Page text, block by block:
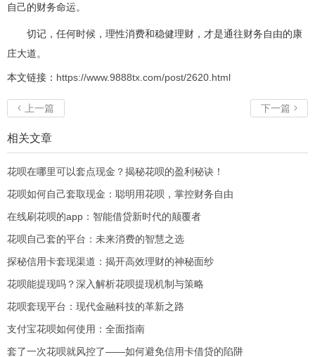
自己的财务命运。
切记，任何时候，理性消费和稳健理财，才是通往财务自由的康
庄大道。
本文链接： https://www.9888tx.com/post/2620.html
 上一篇 下一篇 
相关文章
花呗在哪里可以套点现金？揭秘花呗的盈利秘诀！
花呗如何自己套取现金：聪明用花呗，掌控财务自由
在线刷花呗的app：智能借贷新时代的颠覆者
花呗自己套的平台：未来消费的智慧之选
探秘信用卡套现渠道：揭开高效理财的神秘面纱
花呗能提现吗？深入解析花呗提现机制与策略
花呗套现平台：现代金融科技的革新之路
支付宝花呗如何使用：全面指南
套了一次花呗就风控了——如何避免信用卡借贷的陷阱